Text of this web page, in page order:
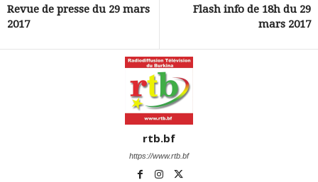
Revue de presse du 29 mars
2017
Flash info de 18h du 29
mars 2017
rtb.bf
https://www.rtb.bf